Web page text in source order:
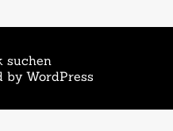
suchen
by WordPress